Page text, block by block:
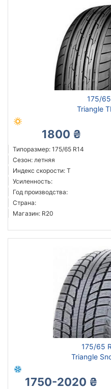
175/
Triangle
1800 ₴
Типоразмер: 175/65 R14
Сезон: летняя
Индекс скорости: T
Усиленность:
Год производства:
Страна:
Магазин: R20
175/65
Triangle
1750-2020 ₴